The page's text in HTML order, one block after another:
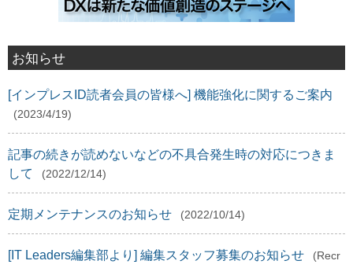
お知らせ
[インプレスID読者会員の皆様へ] 機能強化に関するご案内
(2023/4/19)
記事の続きが読めないなどの不具合発生時の対応につきま
して
(2022/12/14)
定期メンテナンスのお知らせ (2022/10/14)
[IT Leaders編集部より] 編集スタッフ募集のお知らせ
(Recr